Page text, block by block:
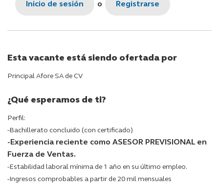
Inicio de sesión o Registrarse
Esta vacante está siendo ofertada por
Principal Afore SA de CV
¿Qué esperamos de ti?
Perfil:
-Bachillerato concluido (con certificado)
-Experiencia reciente como ASESOR PREVISIONAL en
Fuerza de Ventas.
-Estabilidad laboral mínima de 1 año en su último empleo.
-Ingresos comprobables a partir de 20 mil mensuales